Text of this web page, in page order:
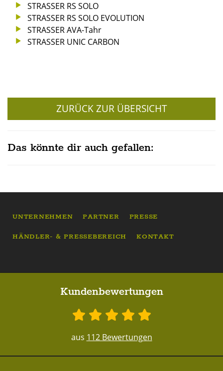
STRASSER RS SOLO
STRASSER RS SOLO EVOLUTION
STRASSER AVA-Tahr
STRASSER UNIC CARBON
ZURÜCK ZUR ÜBERSICHT
Das könnte dir auch gefallen:
UNTERNEHMEN PARTNER PRESSE
HÄNDLER- & PRESSEBEREICH KONTAKT
Kundenbewertungen
aus 112 Bewertungen